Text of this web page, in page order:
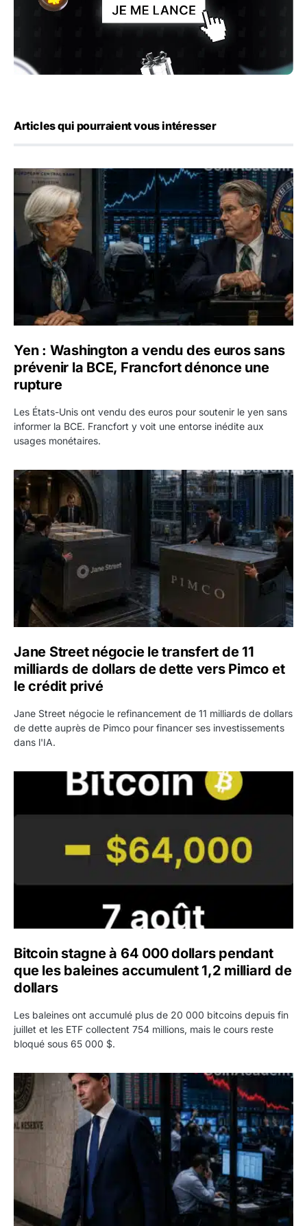
Articles qui pourraient vous intéresser
Yen : Washington a vendu des euros sans prévenir la
Yen : Washington a vendu des euros sans
prévenir la BCE, Francfort dénonce une
rupture
Les États-Unis ont vendu des euros pour soutenir le yen sans
informer la BCE. Francfort y voit une entorse inédite aux
usages monétaires.
Jane Street négocie le transfert de 11 milliards de
Jane Street négocie le transfert de 11
milliards de dollars de dette vers Pimco et
le crédit privé
Jane Street négocie le refinancement de 11 milliards de dollars
de dette auprès de Pimco pour financer ses investissements
dans l'IA.
Bitcoin stagne à 64 000 dollars pendant que les
Bitcoin stagne à 64 000 dollars pendant
que les baleines accumulent 1,2 milliard de
dollars
Les baleines ont accumulé plus de 20 000 bitcoins depuis fin
juillet et les ETF collectent 754 millions, mais le cours reste
bloqué sous 65 000 $.
Kevin Warsh maintient sa communication minimaliste